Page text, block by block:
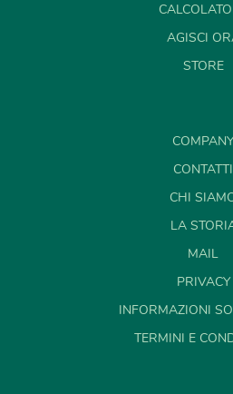
AGISCI
STORE
COMPANY
CONTATTI
CHI
LA
MAIL
PRIVACY
INFORMAZIONI
TERMINI E